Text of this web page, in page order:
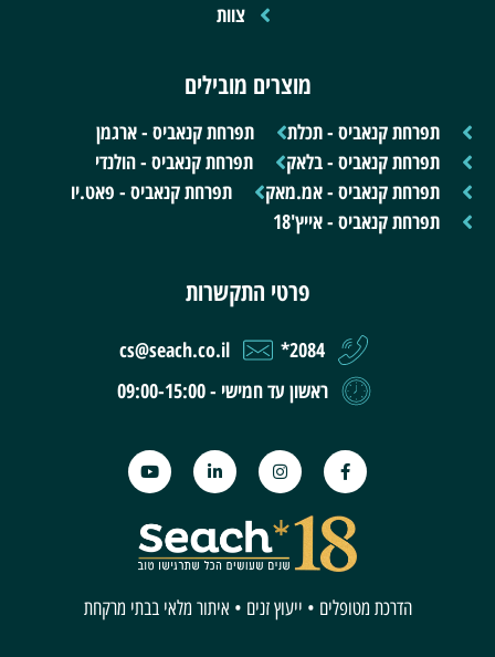
צוות
מוצרים מובילים
תפרחת קנאביס - תכלת
תפרחת קנאביס - ארגמן
תפרחת קנאביס - בלאק
תפרחת קנאביס - הולנדי
תפרחת קנאביס - אמ.מאק
תפרחת קנאביס - פאט.יו
תפרחת קנאביס - אייץ'18
פרטי התקשרות
2084*
cs@seach.co.il
ראשון עד חמישי - 09:00-15:00
הדרכת מטופלים • ייעוץ זנים • איתור מלאי בבתי מרקחת